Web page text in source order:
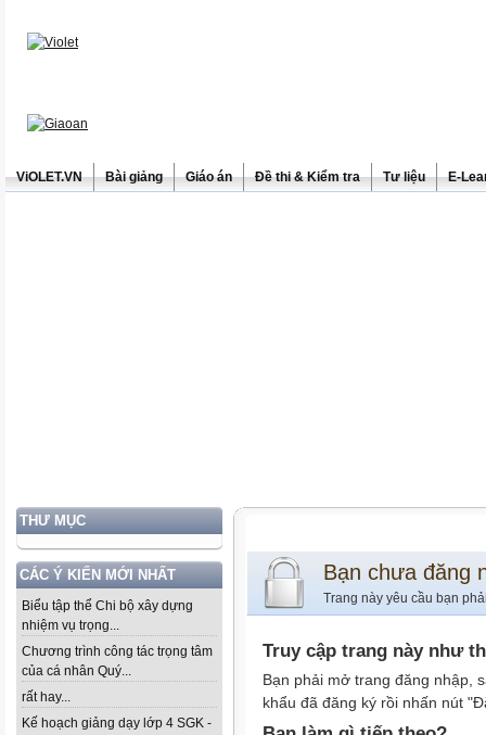
ViOLET.VN Bài giảng Giáo án Đề thi & Kiểm tra Tư liệu E-
THƯ MỤC
CÁC Ý KIẾN MỚI NHẤT
Biểu tập thể Chi bộ xây dựng
nhiệm vụ trọng...
Chương trình công tác trọng tâm
của cá nhân Quý...
rất hay...
Kế hoạch giảng dạy lớp 4 SGK -
Bạn chưa đăng
Trang này yêu cầu bạn
Truy cập trang này như
Bạn phải mở trang đăng nhập,
khẩu đã đăng ký rồi nhấn nút